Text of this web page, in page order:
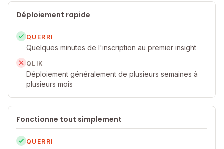
Déploiement rapide
QUERRI
Quelques minutes de l'inscription au premier insight
QLIK
Déploiement généralement de plusieurs semaines à
plusieurs mois
Fonctionne tout simplement
QUERRI